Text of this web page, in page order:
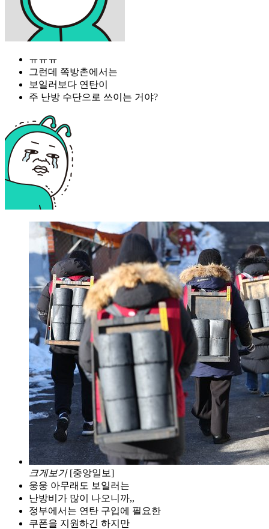
ㅠㅠㅠ
그런데 쪽방촌에서는
보일러보다 연탄이
주 난방 수단으로 쓰이는 거야?
크게보기 [중앙일보]
웅웅 아무래도 보일러는
난방비가 많이 나오니까,,
정부에서는 연탄 구입에 필요한
쿠폰을 지원하긴 하지만